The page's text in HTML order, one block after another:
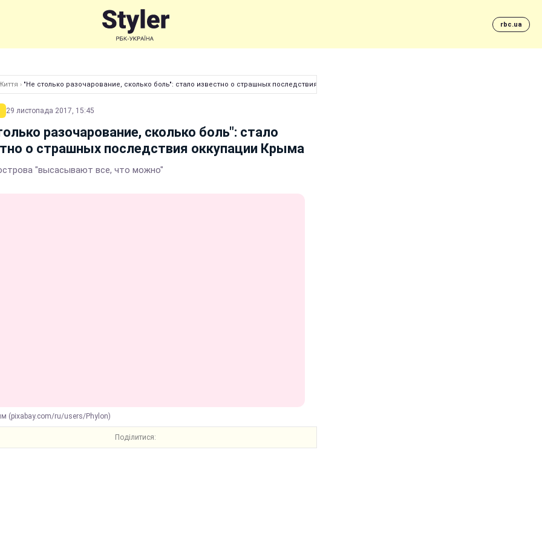
rbc.ua
› "Не столько разочарование, сколько боль": стало известно о страшных последствия оккупации Крыма
29 листопада 2017, 15:45
разочарование, сколько боль": стало
о страшных последствия оккупации Крыма
"высасывают все, что можно"
(pixabay.com/ru/users/Phylon)
Поділитися: